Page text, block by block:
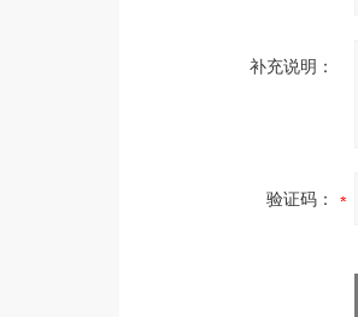
补充说明：
验证码：